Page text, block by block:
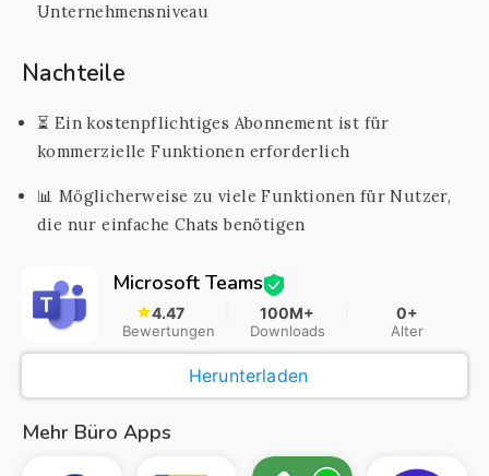
Unternehmensniveau
Nachteile
⏳ Ein kostenpflichtiges Abonnement ist für
kommerzielle Funktionen erforderlich
📊 Möglicherweise zu viele Funktionen für Nutzer,
die nur einfache Chats benötigen
Microsoft Teams
4.47
Bewertungen
100M+
Downloads
0+
Alter
Herunterladen
Mehr Büro Apps